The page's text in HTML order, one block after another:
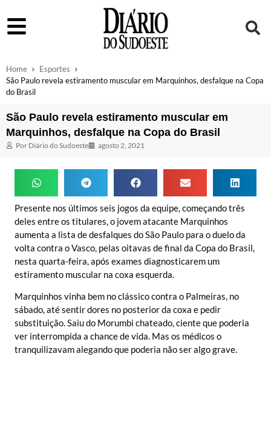
Home
Esportes
São Paulo revela estiramento muscular em Marquinhos, desfalque na Copa
do Brasil
São Paulo revela estiramento muscular em
Marquinhos, desfalque na Copa do Brasil
Por Diário do Sudoeste agosto 2, 2021
Presente nos últimos seis jogos da equipe, começando três
deles entre os titulares, o jovem atacante Marquinhos
aumenta a lista de desfalques do São Paulo para o duelo da
volta contra o Vasco, pelas oitavas de final da Copa do Brasil,
nesta quarta-feira, após exames diagnosticarem um
estiramento muscular na coxa esquerda.
Marquinhos vinha bem no clássico contra o Palmeiras, no
sábado, até sentir dores no posterior da coxa e pedir
substituição. Saiu do Morumbi chateado, ciente que poderia
ver interrompida a chance de vida. Mas os médicos o
tranquilizavam alegando que poderia não ser algo grave.